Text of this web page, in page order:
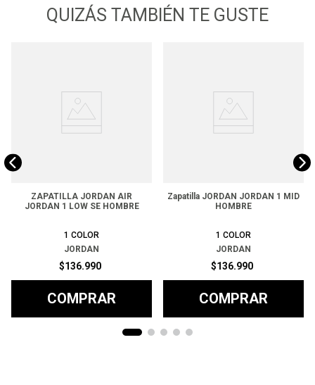
QUIZÁS TAMBIÉN TE GUSTE
ZAPATILLA JORDAN AIR
JORDAN 1 LOW SE HOMBRE
1 COLOR
JORDAN
$136.990
COMPRAR
Zapatilla JORDAN JORDAN 1 MID
HOMBRE
1 COLOR
JORDAN
$136.990
COMPRAR